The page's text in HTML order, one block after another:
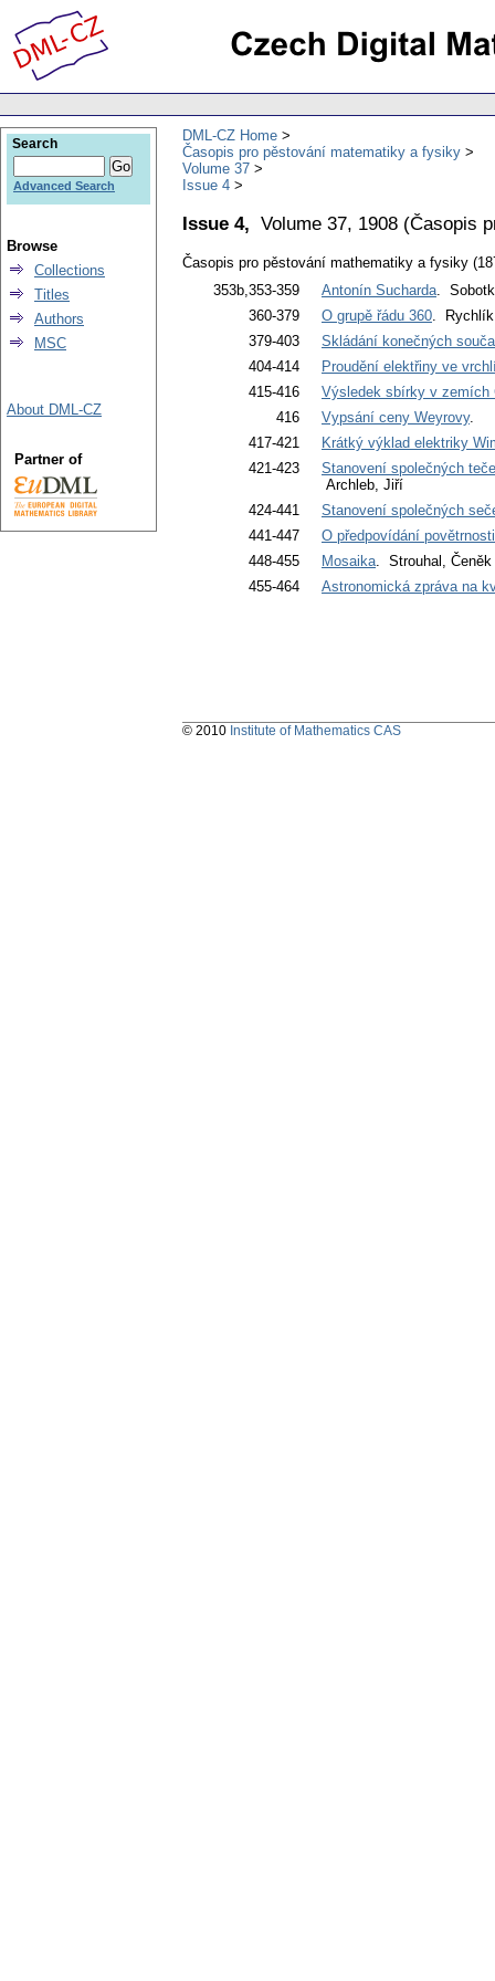
DML-CZ Home
Časopis pro pěstování matematiky a fysiky
Volume 37
Issue 4
Issue 4, Volume 37, 1908 (Časopis
Časopis pro pěstování mathematiky a fysiky
353b,353-359
Antonín Sucharda.
360-379
O grupě řádu 360.
379-403
Skládání konečných
404-414
Proudění elektřiny ve
415-416
Výsledek sbírky v zemích
416
Vypsání ceny Weyrovy.
417-421
Krátký výklad elektriky
421-423
Stanovení společných
Archleb, Jiří
424-441
Stanovení společných
441-447
O předpovídání
448-455
Mosaika. Strouhal, Čeněk
455-464
Astronomická zpráva na
Search
Advanced Search
Browse
Collections
Titles
Authors
MSC
About DML-CZ
Partner of
© 2010 Institute of Mathematics CAS